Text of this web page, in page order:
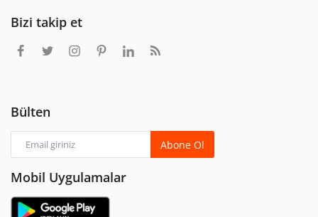
Bizi takip et
Bülten
Abone Ol
Mobil Uygulamalar